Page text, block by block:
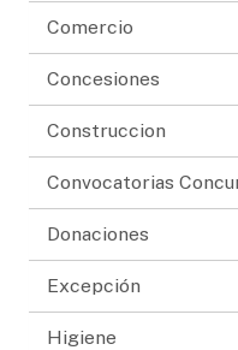
Comercio
Concesiones
Construccion
Convocatorias
Donaciones
Excepción
Higiene